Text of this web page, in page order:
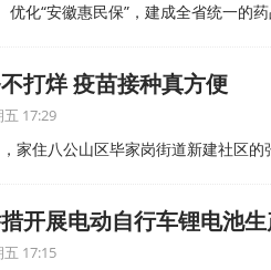
优化“安徽惠民保”，建成全省统一的
打烊 疫苗接种真方便
17:29
家住八公山区毕家岗街道新建社区的
开展电动自行车锂电池
17:15